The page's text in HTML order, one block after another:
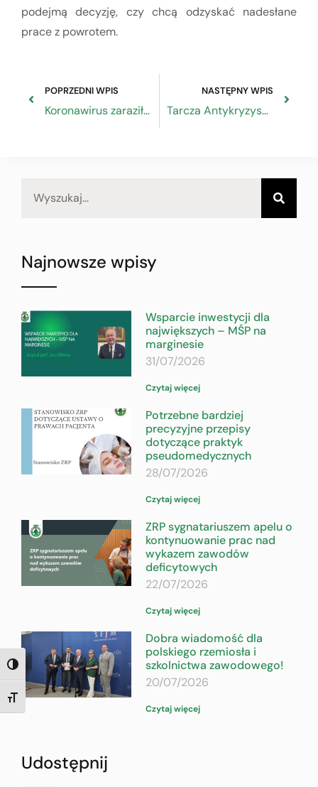
TOGGLE HIGH CONTRAST
TOGGLE FONT SIZE
podejmą decyzję, czy chcą odzyskać nadesłane
prace z powrotem.
POPRZEDNI WPIS
Koronawirus zaraził polskie firmy – działania katowickiej Izby Rzemieślniczej
NASTĘPNY WPIS
Tarcza Antykryzysowa 2.0 – wsparcie z ZUS
Najnowsze wpisy
Wsparcie inwestycji dla
największych – MŚP na
marginesie
31/07/2026
Czytaj więcej
Potrzebne bardziej
precyzyjne przepisy
dotyczące praktyk
pseudomedycznych
28/07/2026
Czytaj więcej
ZRP sygnatariuszem apelu o
kontynuowanie prac nad
wykazem zawodów
deficytowych
22/07/2026
Czytaj więcej
Dobra wiadomość dla
polskiego rzemiosła i
szkolnictwa zawodowego!
20/07/2026
Czytaj więcej
Udostępnij